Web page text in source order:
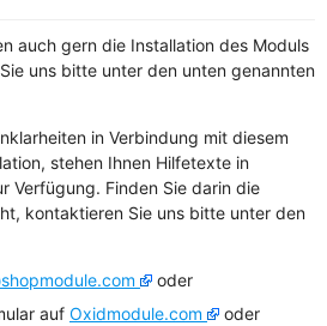
auch gern die Installation des Moduls
uns bitte unter den unten genannten
in Verbindung mit diesem
stehen Ihnen Hilfetexte in
Verfügung. Finden Sie darin die
kontaktieren Sie uns bitte unter den
oder
auf Oxidmodule.com
oder